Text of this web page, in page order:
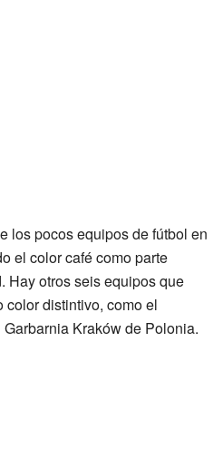
los pocos equipos de fútbol en
el color café como parte
Hay otros seis equipos que
color distintivo, como el
Kraków de Polonia.